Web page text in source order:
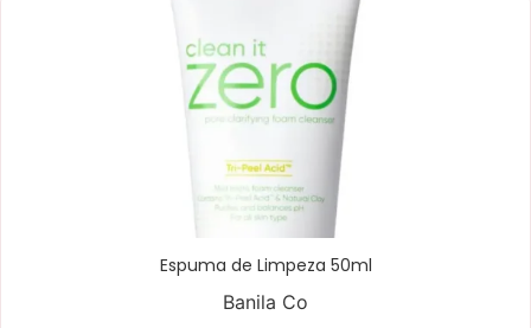
Espuma de Limpeza 50ml
Banila Co